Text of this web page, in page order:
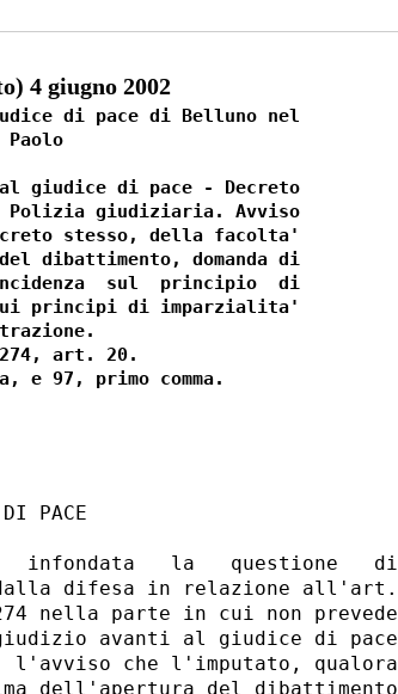
4 giugno 2002
di pace di Belluno nel
Paolo
giudice di pace - Decreto
giudiziaria. Avviso
stesso, della facolta'
dibattimento, domanda di
sul  principio  di
principi di imparzialita'
art. 20.
PACE
infondata   la   questione   di
difesa in relazione all'art.
nella parte in cui non prevede
avanti al giudice di pace
l'avviso che l'imputato, qualora
dell'apertura del dibattimento